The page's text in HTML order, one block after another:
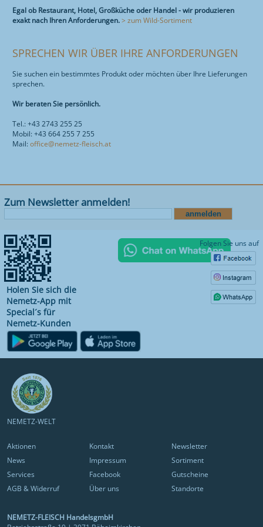
Egal ob Restaurant, Hotel, Großküche oder Handel - wir produzieren
exakt nach Ihren Anforderungen.> zum Wild-Sortiment
SPRECHEN WIR ÜBER IHRE ANFORDERUNGEN
Sie suchen ein bestimmtes Produkt oder möchten über Ihre Lieferungen
sprechen.
Wir beraten Sie persönlich.
Tel.: +43 2743 255 25
Mobil: +43 664 255 7 255
Mail: office@nemetz-fleisch.at
Zum Newsletter anmelden!
Holen Sie sich die
Nemetz-App mit
Special´s für
Nemetz-Kunden
Folgen Sie uns auf
NEMETZ-WELT
Aktionen Kontakt
Newsletter
News
Impressum
Sortiment
Services
Facebook
Gutscheine
AGB & Widerruf
Über uns Standorte
NEMETZ-FLEISCH HandelsgmbH